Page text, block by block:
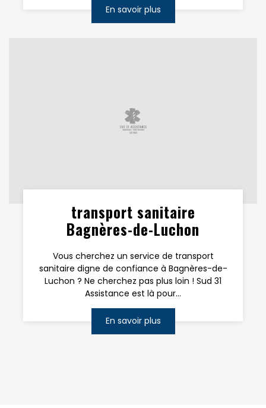
En savoir plus
transport sanitaire
Bagnères-de-Luchon
Vous cherchez un service de transport
sanitaire digne de confiance à Bagnères-de-
Luchon ? Ne cherchez pas plus loin ! Sud 31
Assistance est là pour...
En savoir plus